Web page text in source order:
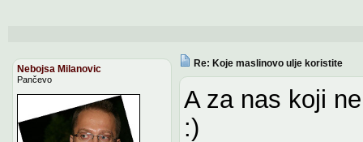
Nebojsa Milanovic
Pančevo
Re: Koje maslinovo ulje koristite
A za nas koji
:)